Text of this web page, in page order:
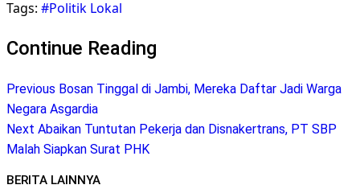
Telegram
Tags: #Politik Lokal
Continue Reading
Previous Bosan Tinggal di Jambi, Mereka Daftar Jadi Warga
Negara Asgardia
Next Abaikan Tuntutan Pekerja dan Disnakertrans, PT SBP
Malah Siapkan Surat PHK
BERITA LAINNYA